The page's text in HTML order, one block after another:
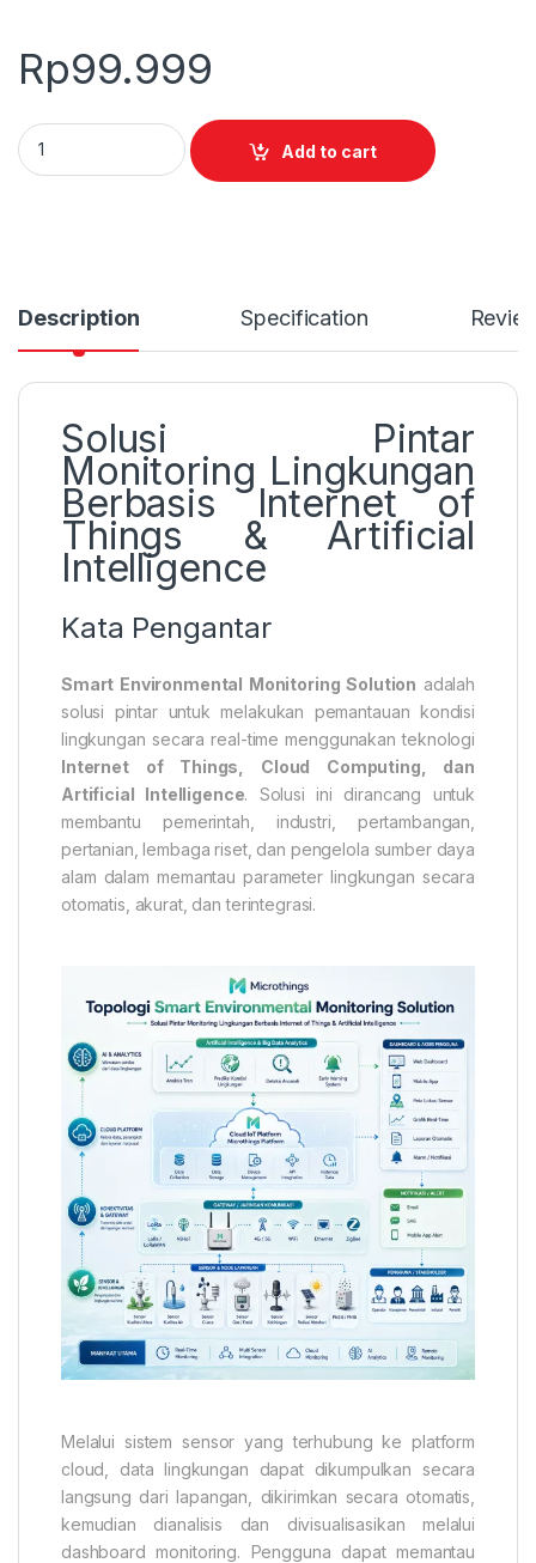
Rp99.999
Enveero Platform quantity
Add to cart
Description Specification
Solusi Pintar
Monitoring Lingkungan
Berbasis Internet of
Things & Artificial
Intelligence
Kata Pengantar
Smart Environmental Monitoring Solution adalah
solusi pintar untuk melakukan pemantauan kondisi
lingkungan secara real-time menggunakan teknologi
Internet of Things, Cloud Computing, dan
Artificial Intelligence. Solusi ini dirancang untuk
membantu pemerintah, industri, pertambangan,
pertanian, lembaga riset, dan pengelola sumber daya
alam dalam memantau parameter lingkungan secara
otomatis, akurat, dan terintegrasi.
Melalui sistem sensor yang terhubung ke platform
cloud, data lingkungan dapat dikumpulkan secara
langsung dari lapangan, dikirimkan secara otomatis,
kemudian dianalisis dan divisualisasikan melalui
dashboard monitoring. Pengguna dapat memantau